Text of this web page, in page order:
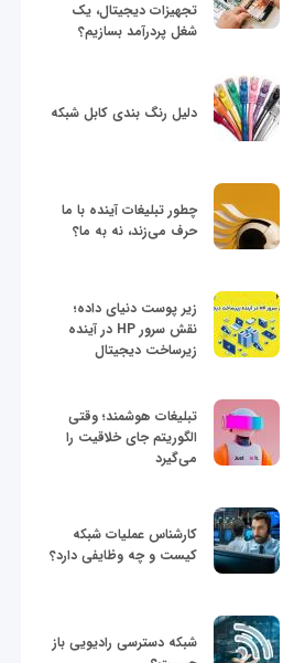
تجهیزات دیجیتال، یک
شغل پردرآمد بسازیم؟
دلیل رنگ بندی کابل شبکه
چطور تبلیغات آینده با ما
حرف می‌زند، نه به ما؟
زیر پوست دنیای داده؛
نقش سرور HP در آینده
زیرساخت دیجیتال
تبلیغات هوشمند؛ وقتی
الگوریتم جای خلاقیت را
می‌گیرد
کارشناس عملیات شبکه
کیست و چه وظایفی دارد؟
شبکه دسترسی رادیویی باز